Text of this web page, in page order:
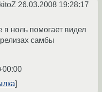
26.03.2008 19:28:17
в ноль помогает видел
самбы